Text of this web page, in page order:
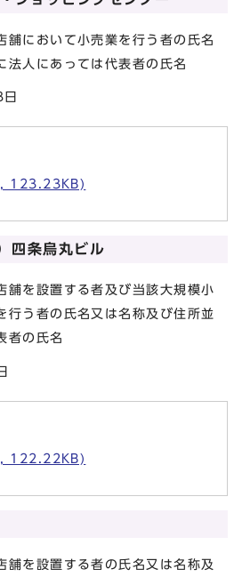
舗において小売業を行う者の氏名
法人にあっては代表者の氏名
, 123.23KB)
四条烏丸ビル
舗を設置する者及び当該大規模小
行う者の氏名又は名称及び住所並
者の氏名
, 122.22KB)
舗を設置する者の氏名又は名称及